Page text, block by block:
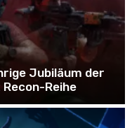
Jubiläum der
Recon-Reihe